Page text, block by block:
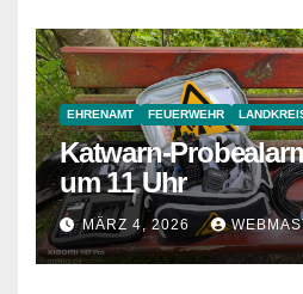
EHRENAMT FEUERWEHR
Katwarn-
um 11 Uhr
MÄRZ 4, 2026